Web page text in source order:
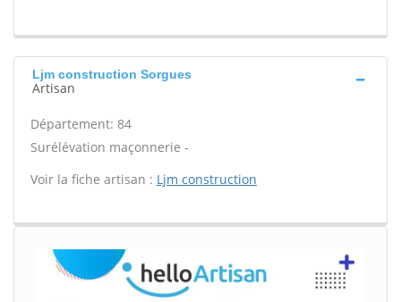
Ljm construction Sorgues
Artisan
Département: 84
Surélévation maçonnerie -
Voir la fiche artisan : Ljm construction